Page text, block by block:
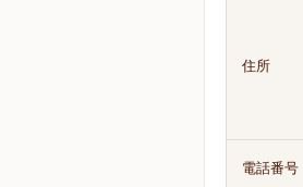
住所
電話番号